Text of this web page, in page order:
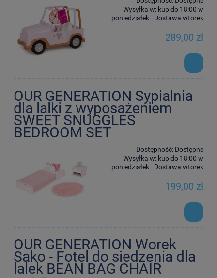
Wysyłka w: kup do 18:00 w
poniedziałek - Dostawa wtorek
289,00 zł
OUR GENERATION Sypialnia
dla lalki z wyposażeniem
SWEET SNUGGLES
BEDROOM SET
Dostępność: Dostępne
Wysyłka w: kup do 18:00 w
poniedziałek - Dostawa wtorek
199,00 zł
OUR GENERATION Worek
Sako - Fotel do siedzenia dla
lalek BEAN BAG CHAIR